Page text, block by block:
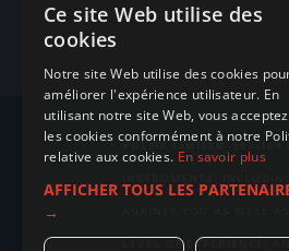
VOLFIX LIMITED 167-169
INSTRUMENTS,
AGAINST YOU AS WELL
LEVEL OF EXPERIENCE,
Ce site Web utilise des
cookies
Notre site Web utilise des cookies
améliorer l'expérience utilisateur. En
utilisant notre site Web, vous
les cookies conformément à notre
relative aux cookies. En savoir plus
AFFICHER TOUS LES
→